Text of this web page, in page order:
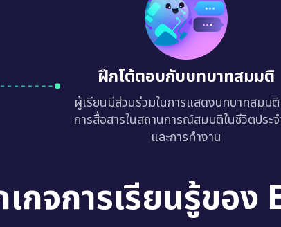
ฝึกโต้ตอบกับบทบาทสมมติ
ผู้เรียนมีส่วนร่วมในการแสดงบทบาทสมม
การสื่อสารในสถานการณ์สมมติในชีวิตประ
และการทำงาน
กจการเรียนรู้ของ